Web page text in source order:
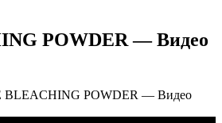
POWDER — Видео
BLEACHING POWDER — Видео